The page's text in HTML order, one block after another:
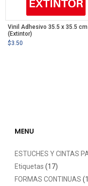
Vinil Adhesivo 35.5 x 35.5 cm
(Extintor)
$3.50
MENU
ESTUCHES Y CINTAS
Etiquetas (17)
FORMAS CONTINUAS